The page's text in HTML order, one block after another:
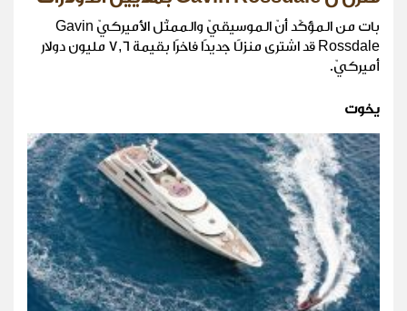
بات من المؤكّد أنّ الموسيقيّ والممثّل الأميركيّ Gavin
Rossdale قد اشترى منزلًا جديدًا فاخرًا بقيمة 7,6 مليون دولار
أميركيّ.
يخوت